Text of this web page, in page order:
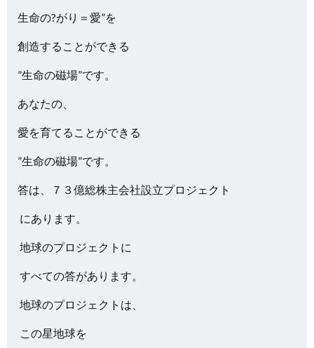
生命の?がり＝愛”を
創造することができる
”生命の磁場”です。
あなたの、
愛を育てることができる
”生命の磁場”です。
答は、７３億総株主会社設立プロジェクト
にあります。
地球のプロジェクトに
すべての答があります。
地球のプロジェクトは、
この星地球を